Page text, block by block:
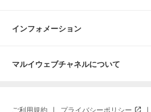
インフォメーション
マルイウェブチャネルについて
ご利用規約 プライバシーポリシー